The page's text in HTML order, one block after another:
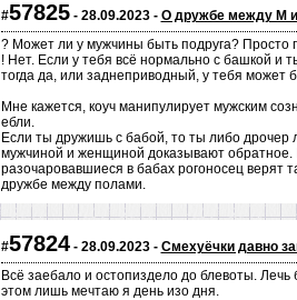
#57825- 28.09.2023 - О дружбе между М
? Может ли у мужчины быть подруга? Просто
! Нет. Если у тебя всё нормально с башкой и
тогда да, или заднеприводный, у тебя может
Мне кажется, коуч манипулирует мужским
ебли.
Если ты дружишь с бабой, то ты либо
мужчиной и женщиной доказывают
разочаровавшиеся в бабах рогоносец верят
дружбе между полами.
#57824- 28.09.2023 - Смехуёчки давно
Всё заебало и остопиздело до блевоты.
этом лишь мечтаю я день изо дня.